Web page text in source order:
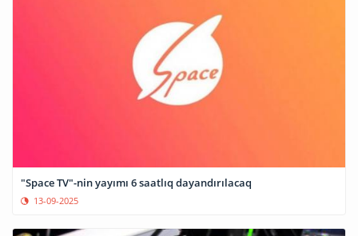
"Space TV"-nin yayımı 6 saatlıq dayandırılacaq
13-09-2025